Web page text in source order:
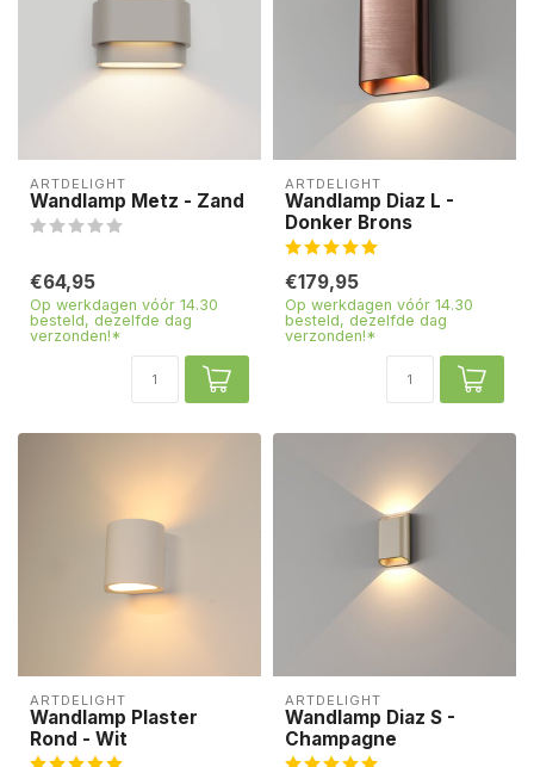
ARTDELIGHT
Wandlamp Metz - Zand
€64,95
Op werkdagen vóór 14.30
besteld, dezelfde dag
verzonden!*
ARTDELIGHT
Wandlamp Diaz L -
Donker Brons
€179,95
Op werkdagen vóór 14.30
besteld, dezelfde dag
verzonden!*
ARTDELIGHT
Wandlamp Plaster
Rond - Wit
ARTDELIGHT
Wandlamp Diaz S -
Champagne